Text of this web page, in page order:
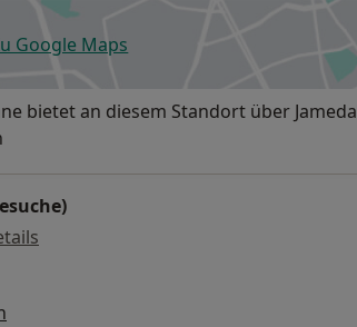
Google Maps
öffnet in einer neuen Registerkarte
bietet an diesem Standort über Jameda